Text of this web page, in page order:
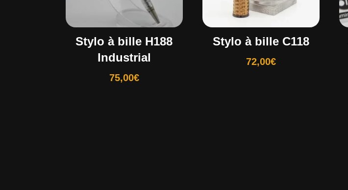
Stylo à bille H188
Industrial
75,00€
Stylo à bille C118
72,00€